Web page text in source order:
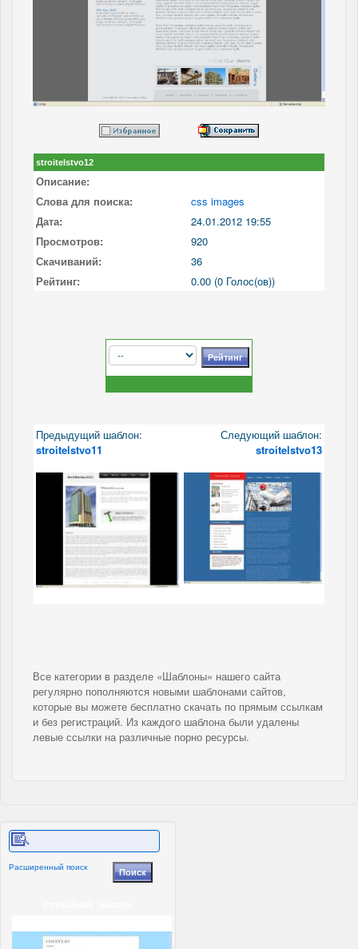
stroitelstvo12
Описание:
Слова для поиска:
css images
Дата:
24.01.2012 19:55
Просмотров:
920
Скачиваний:
36
Рейтинг:
0.00 (0 Голос(ов))
Предыдущий шаблон:
stroitelstvo11
Следующий шаблон:
stroitelstvo13
Все категории в разделе «Шаблоны» нашего сайта
регулярно пополняются новыми шаблонами сайтов,
которые вы можете бесплатно скачать по прямым ссылкам
и без регистраций. Из каждого шаблона были удалены
левые ссылки на различные порно ресурсы.
Расширенный поиск